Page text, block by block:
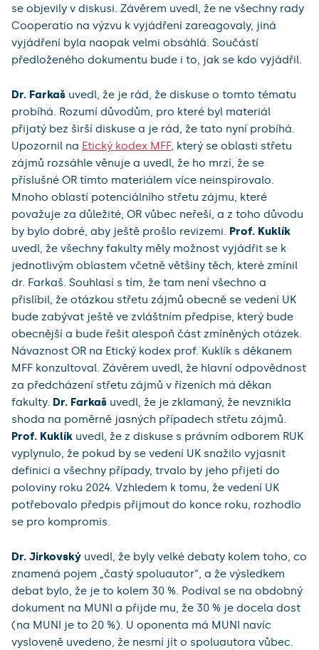
se objevily v diskusi. Závěrem uvedl, že ne všechny rady
Cooperatio na výzvu k vyjádření zareagovaly, jiná
vyjádření byla naopak velmi obsáhlá. Součástí
předloženého dokumentu bude i to, jak se kdo vyjádřil.
Dr. Farkaš uvedl, že je rád, že diskuse o tomto tématu
probíhá. Rozumí důvodům, pro které byl materiál
přijatý bez širší diskuse a je rád, že tato nyní probíhá.
Upozornil na Etický kodex MFF, který se oblasti střetu
zájmů rozsáhle věnuje a uvedl, že ho mrzí, že se
příslušné OR tímto materiálem více neinspirovalo.
Mnoho oblastí potenciálního střetu zájmu, které
považuje za důležité, OR vůbec neřeší, a z toho důvodu
by bylo dobré, aby ještě prošlo revizemi. Prof. Kuklík
uvedl, že všechny fakulty měly možnost vyjádřit se k
jednotlivým oblastem včetně většiny těch, které zmínil
dr. Farkaš. Souhlasí s tím, že tam není všechno a
přislíbil, že otázkou střetu zájmů obecně se vedení UK
bude zabývat ještě ve zvláštním předpise, který bude
obecnější a bude řešit alespoň část zmíněných otázek.
Návaznost OR na Etický kodex prof. Kuklík s děkanem
MFF konzultoval. Závěrem uvedl, že hlavní odpovědnost
za předcházení střetu zájmů v řízeních má děkan
fakulty. Dr. Farkaš uvedl, že je zklamaný, že nevznikla
shoda na poměrně jasných případech střetu zájmů.
Prof. Kuklík uvedl, že z diskuse s právním odborem RUK
vyplynulo, že pokud by se vedení UK snažilo vyjasnit
definici a všechny případy, trvalo by jeho přijetí do
poloviny roku 2024. Vzhledem k tomu, že vedení UK
potřebovalo předpis přijmout do konce roku, rozhodlo
se pro kompromis.
Dr. Jirkovský uvedl, že byly velké debaty kolem toho, co
znamená pojem „častý spoluautor“, a že výsledkem
debat bylo, že je to kolem 30 %. Podíval se na obdobný
dokument na MUNI a přijde mu, že 30 % je docela dost
(na MUNI je to 20 %). U oponenta má MUNI navíc
vysloveně uvedeno, že nesmí jít o spoluautora vůbec.